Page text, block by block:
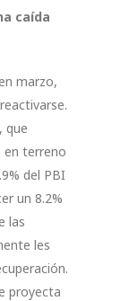
caída
marzo,
que
en terreno
del PBI
un 8.2%
las
les
proyecta